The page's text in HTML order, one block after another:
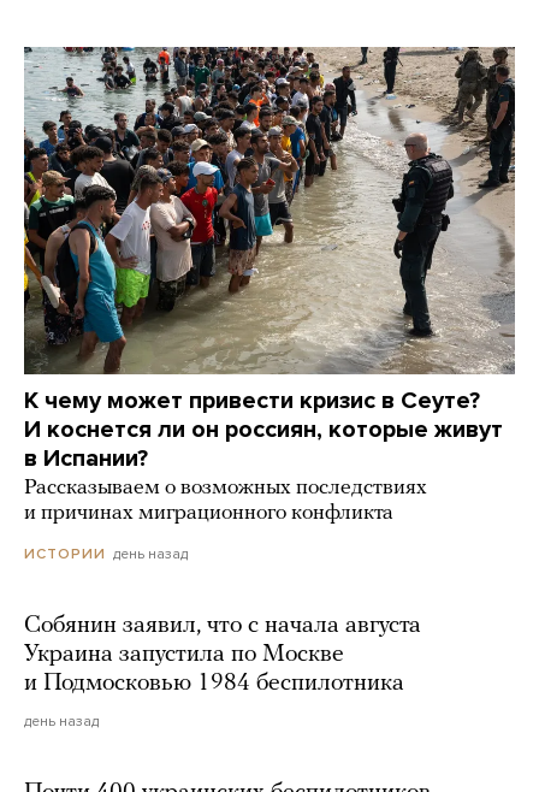
К чему может привести кризис в Сеуте?
И коснется ли он россиян, которые живут
в Испании?
Рассказываем о возможных последствиях
и причинах миграционного конфликта
ИСТОРИИ день назад
Собянин заявил, что с начала августа
Украина запустила по Москве
и Подмосковью 1984 беспилотника
день назад